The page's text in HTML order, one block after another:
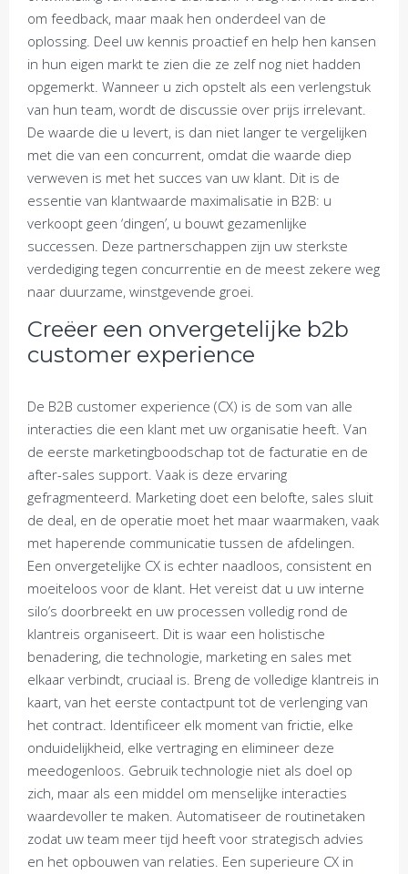
om feedback, maar maak hen onderdeel van de
oplossing. Deel uw kennis proactief en help hen kansen
in hun eigen markt te zien die ze zelf nog niet hadden
opgemerkt. Wanneer u zich opstelt als een verlengstuk
van hun team, wordt de discussie over prijs irrelevant.
De waarde die u levert, is dan niet langer te vergelijken
met die van een concurrent, omdat die waarde diep
verweven is met het succes van uw klant. Dit is de
essentie van klantwaarde maximalisatie in B2B: u
verkoopt geen ‘dingen’, u bouwt gezamenlijke
successen. Deze partnerschappen zijn uw sterkste
verdediging tegen concurrentie en de meest zekere weg
naar duurzame, winstgevende groei.
Creëer een onvergetelijke b2b
customer experience
De B2B customer experience (CX) is de som van alle
interacties die een klant met uw organisatie heeft. Van
de eerste marketingboodschap tot de facturatie en de
after-sales support. Vaak is deze ervaring
gefragmenteerd. Marketing doet een belofte, sales sluit
de deal, en de operatie moet het maar waarmaken, vaak
met haperende communicatie tussen de afdelingen.
Een onvergetelijke CX is echter naadloos, consistent en
moeiteloos voor de klant. Het vereist dat u uw interne
silo’s doorbreekt en uw processen volledig rond de
klantreis organiseert. Dit is waar een holistische
benadering, die technologie, marketing en sales met
elkaar verbindt, cruciaal is. Breng de volledige klantreis in
kaart, van het eerste contactpunt tot de verlenging van
het contract. Identificeer elk moment van frictie, elke
onduidelijkheid, elke vertraging en elimineer deze
meedogenloos. Gebruik technologie niet als doel op
zich, maar als een middel om menselijke interacties
waardevoller te maken. Automatiseer de routinetaken
zodat uw team meer tijd heeft voor strategisch advies
en het opbouwen van relaties. Een superieure CX in